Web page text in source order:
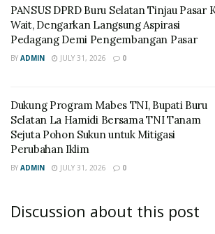
PANSUS DPRD Buru Selatan Tinjau Pasar
Wait, Dengarkan Langsung Aspirasi
Pedagang Demi Pengembangan Pasar
BY ADMIN JULY 31, 2026 0
Dukung Program Mabes TNI, Bupati Buru
Selatan La Hamidi Bersama TNI Tanam
Sejuta Pohon Sukun untuk Mitigasi
Perubahan Iklim
BY ADMIN JULY 31, 2026 0
Discussion about this post